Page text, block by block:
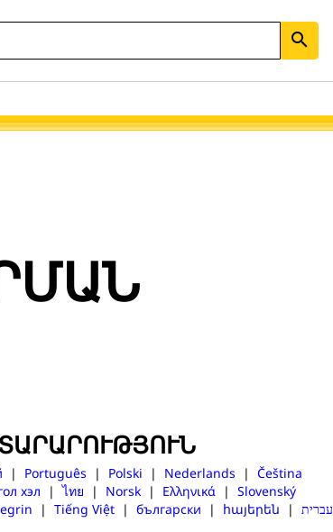
search
| Português | Polski | Nederlands | Čeština
хэл |ไทย | Norsk| Ελληνικά| Slovenský
| Tiếng Việt| български | հայերեն | עברית